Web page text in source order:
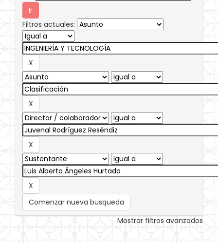
Filtros actuales:
Comenzar nueva busqueda
Mostrar filtros avanzados